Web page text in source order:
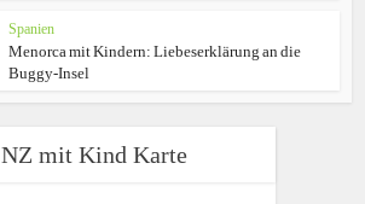
Spanien
Menorca mit Kindern: Liebeserklärung an die
Buggy-Insel
NZ mit Kind Karte